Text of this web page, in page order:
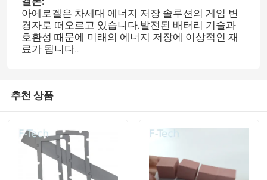
아에로겔은 차세대 에너지 저장 솔루션의 게임 변
경자로 떠오르고 있습니다.발전된 배터리 기술과
호환성 때문에 미래의 에너지 저장에 이상적인 재
료가 됩니다..
추천 상품